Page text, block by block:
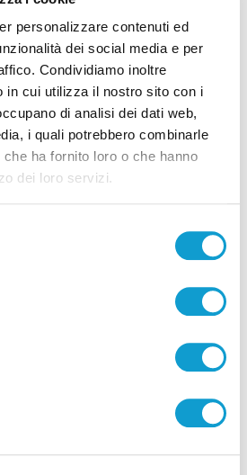
personalizzare contenuti ed
dei social media e per
Condividiamo inoltre
in cui utilizza il nostro sito con i
di analisi dei dati web,
i quali potrebbero combinarle
ha fornito loro o che hanno
dei loro servizi.
lascia la Samb e passa